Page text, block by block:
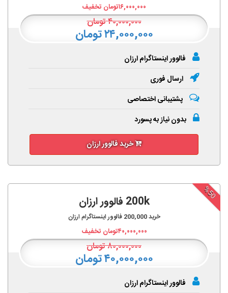
۱۶,۰۰۰,۰۰۰تومان تخفیف
۴۰,۰۰۰,۰۰۰تومان
۲۴,۰۰۰,۰۰۰ تومان
فالوور اینستاگرام ارزان
ارسال فوری
پشتیبانی اختصاصی
بدون نیاز به پسورد
خرید فالوور ارزان
%50
200k فالوور ارزان
خرید200,000 فالوور اینستاگرام ارزان
۴۰,۰۰۰,۰۰۰تومان تخفیف
۸۰,۰۰۰,۰۰۰تومان
۴۰,۰۰۰,۰۰۰ تومان
فالوور اینستاگرام ارزان